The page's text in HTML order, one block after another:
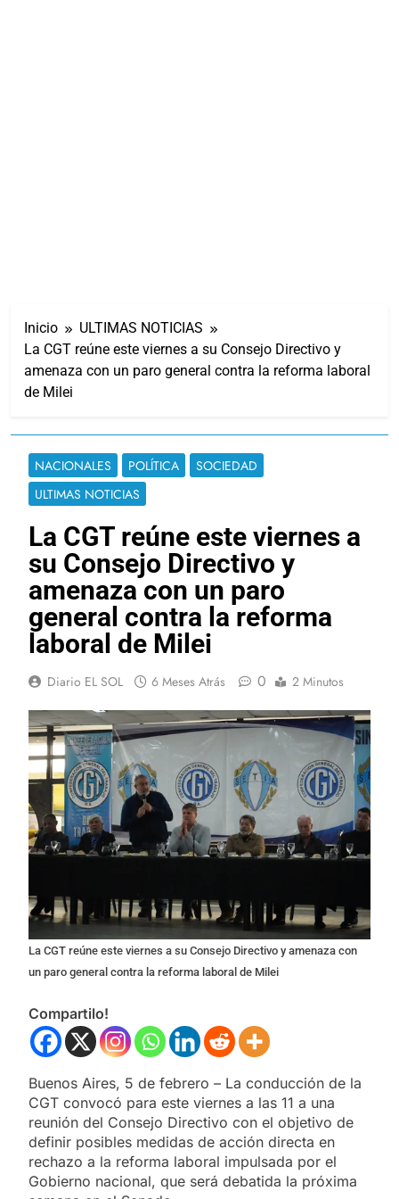
Inicio
ULTIMAS NOTICIAS
La CGT reúne este viernes a su Consejo Directivo y
amenaza con un paro general contra la reforma laboral
de Milei
NACIONALES POLÍTICA
SOCIEDAD
ULTIMAS NOTICIAS
La CGT reúne este viernes a
su Consejo Directivo y
amenaza con un paro
general contra la reforma
laboral de Milei
Diario EL SOL 6 Meses Atrás 0 2 Minutos
La CGT reúne este viernes a su Consejo Directivo y amenaza con
un paro general contra la reforma laboral de Milei
Compartilo!
Buenos Aires, 5 de febrero – La conducción de la
CGT convocó para este viernes a las 11 a una
reunión del Consejo Directivo con el objetivo de
definir posibles medidas de acción directa en
rechazo a la reforma laboral impulsada por el
Gobierno nacional, que será debatida la próxima